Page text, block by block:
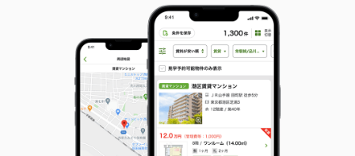
福井県鯖江市二丁掛町
50.29m²
間取り
1LDK
福井県鯖江市舟津町４丁目
価 格
7.50万円
住 所
福井県鯖江市舟津町４丁目
専有面積 57.78m²